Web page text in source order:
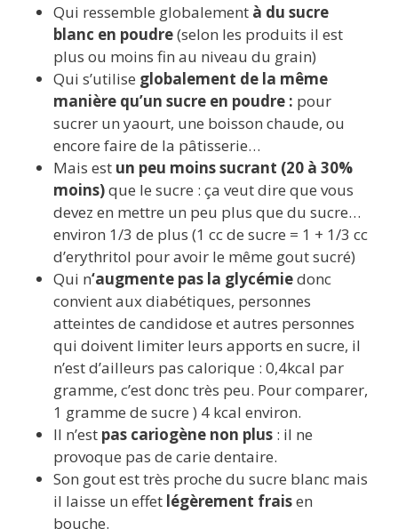
Qui ressemble globalement à du sucre
blanc en poudre(selon les produits il est
plus ou moins fin au niveau du grain)
Qui s’utilise globalement de la même
manière qu’un sucre en poudre : pour
sucrer un yaourt, une boisson chaude, ou
encore faire de la pâtisserie…
Mais est un peu moins sucrant (20 à 30%
moins)que le sucre : ça veut dire que vous
devez en mettre un peu plus que du sucre…
environ 1/3 de plus (1 cc de sucre = 1 + 1/3 cc
d’erythritol pour avoir le même gout sucré)
Qui n‘augmente pas la glycémiedonc
convient aux diabétiques, personnes
atteintes de candidose et autres personnes
qui doivent limiter leurs apports en sucre, il
n’est d’ailleurs pas calorique : 0,4kcal par
gramme, c’est donc très peu. Pour comparer,
1 gramme de sucre ) 4 kcal environ.
Il n’est pas cariogène non plus : il ne
provoque pas de carie dentaire.
Son gout est très proche du sucre blanc mais
il laisse un effet légèrement fraisen
bouche.